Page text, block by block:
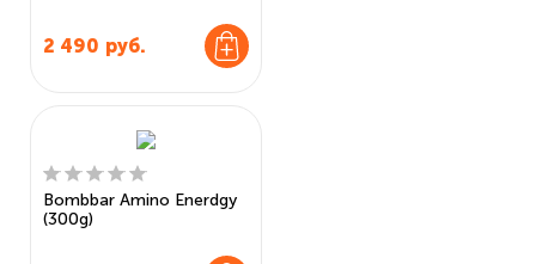
2 490 руб.
Bombbar Amino Enerdgy
(300g)